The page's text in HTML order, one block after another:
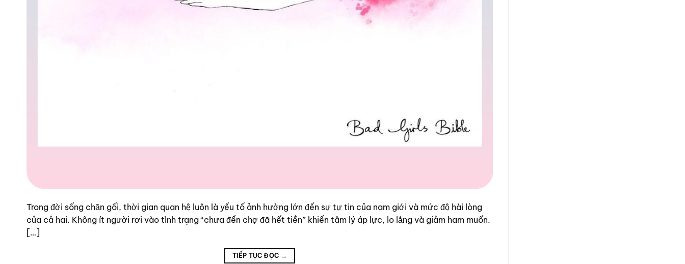
Trong đời sống chăn gối, thời gian quan hệ luôn là yếu tố ảnh hưởng lớn đến sự tự tin của nam giới và mức độ hài lòng
của cả hai. Không ít người rơi vào tình trạng “chưa đến chợ đã hết tiền” khiến tâm lý áp lực, lo lắng và giảm ham muốn.
[…]
TIẾP TỤC ĐỌC →